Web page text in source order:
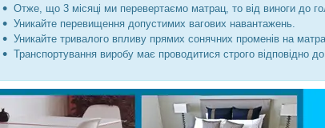
Отже, що 3 місяці ми перевертаємо матрац, то від виноги до
Уникайте перевищення допустимих вагових навантажень.
Уникайте тривалого впливу прямих сонячних променів на
Транспортування виробу має проводитися строго відповідно до